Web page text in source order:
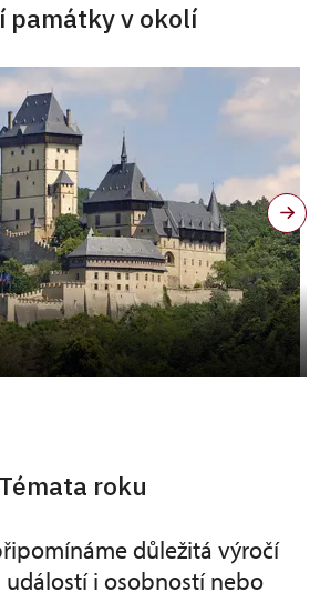
památky v okolí
Témata roku
důležitá výročí
událostí i osobností nebo